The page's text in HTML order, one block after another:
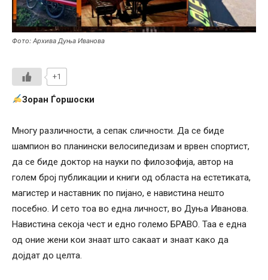
Фото: Архива Дуња Иванова
+1
Зоран Ѓоршоски
Многу различности, а сепак сличности. Да се биде
шампион во планински велосипедизам и врвен спортист,
да се биде доктор на науки по филозофија, автор на
голем број публикации и книги од областа на естетиката,
магистер и наставник по пијано, е навистина нешто
посебно. И сето тоа во една личност, во Дуња Иванова.
Навистина секоја чест и едно големо БРАВО. Таа е една
од оние жени кои знаат што сакаат и знаат како да
дојдат до целта.